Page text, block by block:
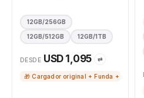
12GB/256GB
12GB/512GB 12GB/1TB
DESDE USD 1,095 ⇄
🎁 Cargador original + Funda + Vidrio